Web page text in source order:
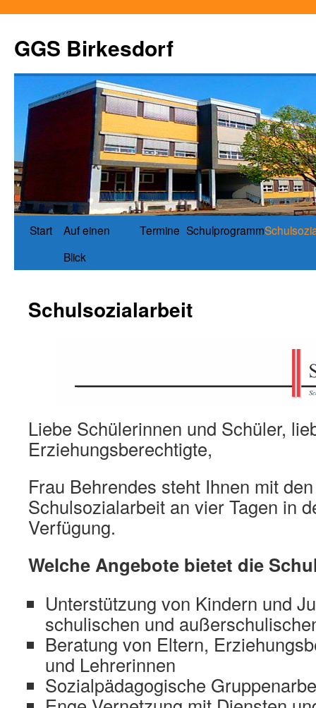
GGS Birkesdorf
Start
Auf einen
Blick
Termine Schulprogramm
Schulsozialarbeit
Liebe Schülerinnen und Schüler,
Erziehungsberechtigte,
Frau Behrendes steht Ihnen mit
Schulsozialarbeit an vier Tagen in
Verfügung.
Welche Angebote bietet die
Unterstützung von Kindern und
schulischen und
Beratung von Eltern,
und Lehrerinnen
Sozialpädagogische